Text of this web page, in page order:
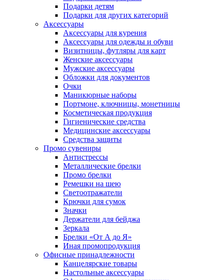
Подарки детям
Подарки для других категорий
Аксессуары
Аксессуары для курения
Аксессуары для одежды и обуви
Визитницы, футляры для карт
Женские аксессуары
Мужские аксессуары
Обложки для документов
Очки
Маникюрные наборы
Портмоне, ключницы, монетницы
Косметическая продукция
Гигиенические средства
Медицинские аксессуары
Средства защиты
Промо сувениры
Антистрессы
Металлические брелки
Промо брелки
Ремешки на шею
Светоотражатели
Крючки для сумок
Значки
Держатели для бейджа
Зеркала
Брелки «От А до Я»
Иная промопродукция
Офисные принадлежности
Канцелярские товары
Настольные аксессуары